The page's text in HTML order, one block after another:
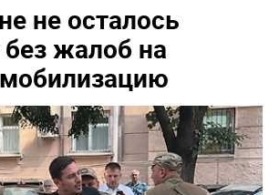
не осталось
без жалоб на